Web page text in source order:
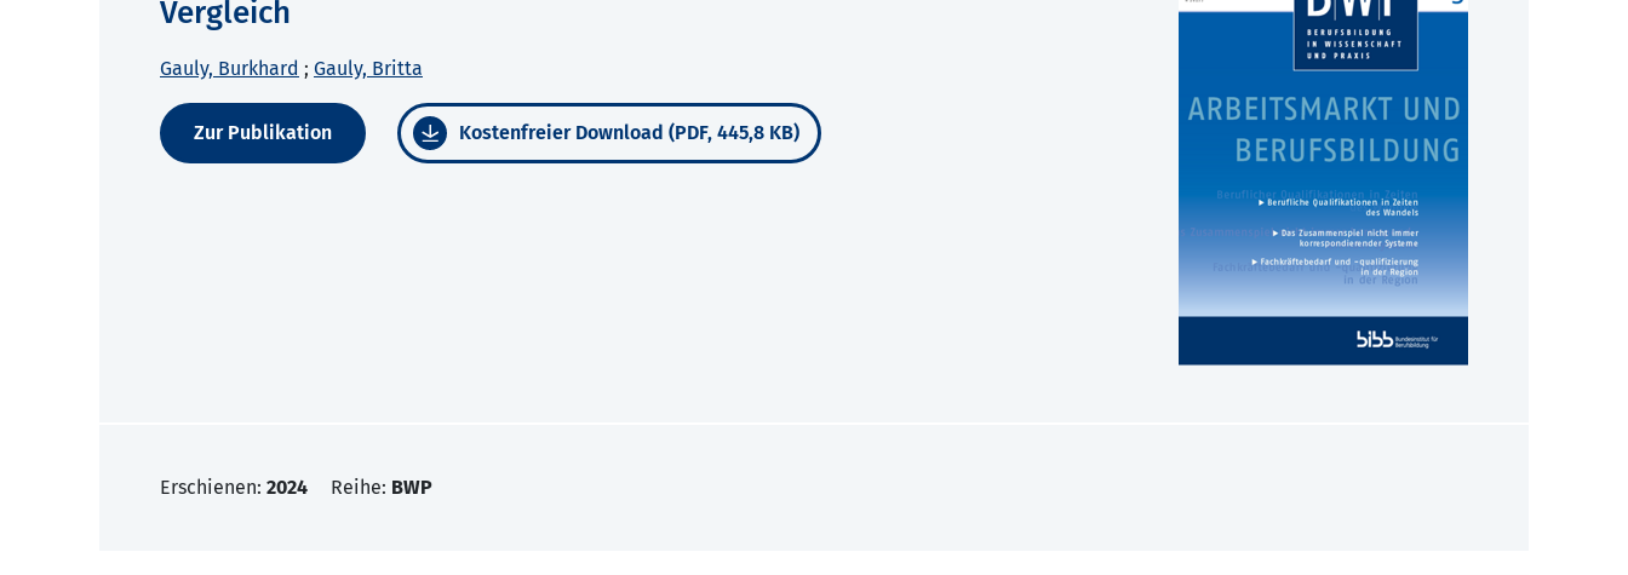
Vergleich
Gauly, Burkhard ; Gauly, Britta
Zur Publikation Kostenfreier Download (PDF, 445,8 KB)
Erschienen: 2024 Reihe: BWP